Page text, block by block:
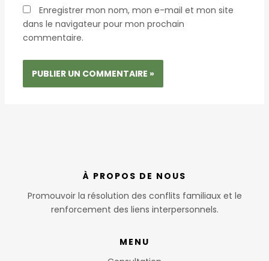
Enregistrer mon nom, mon e-mail et mon site
dans le navigateur pour mon prochain
commentaire.
À PROPOS DE NOUS
Promouvoir la résolution des conflits familiaux et le
renforcement des liens interpersonnels.
MENU